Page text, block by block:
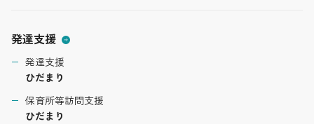
発達支援
発達支援
ひだまり
保育所等訪問支援
ひだまり